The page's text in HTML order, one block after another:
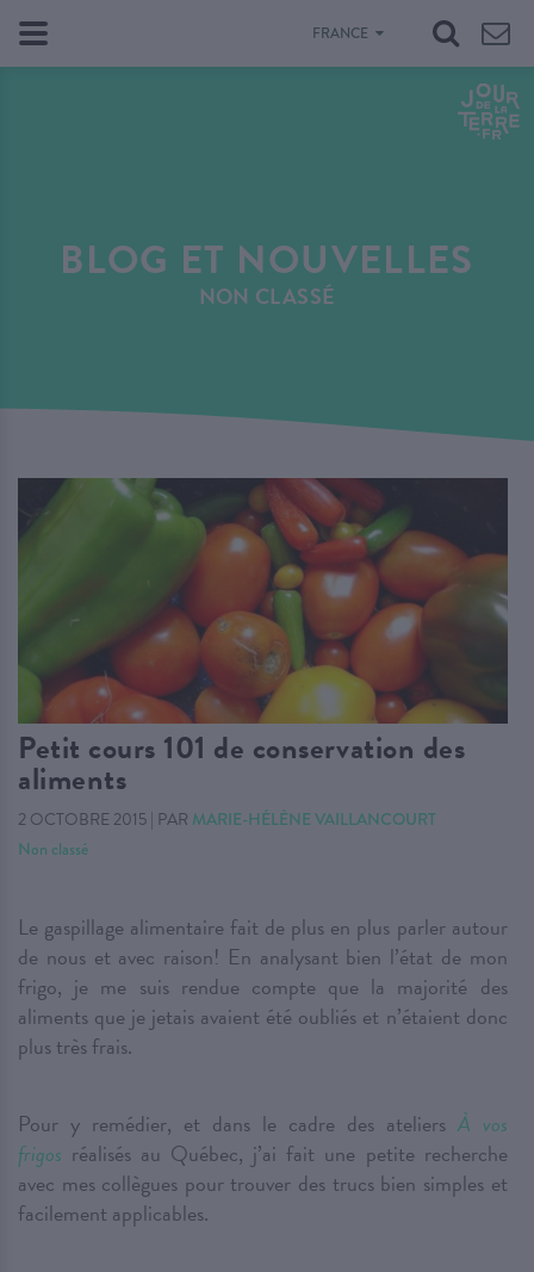
FRANCE
BLOG ET NOUVELLES
NON CLASSÉ
Petit cours 101 de conservation des
aliments
2 OCTOBRE 2015| PAR MARIE-HÉLÈNE VAILLANCOURT
Non classé
Le gaspillage alimentaire fait de plus en plus parler autour
de nous et avec raison! En analysant bien l’état de mon
frigo, je me suis rendue compte que la majorité des
aliments que je jetais avaient été oubliés et n’étaient donc
plus très frais.
Pour y remédier, et dans le cadre des ateliers À vos
frigos réalisés au Québec, j’ai fait une petite recherche
avec mes collègues pour trouver des trucs bien simples et
facilement applicables.